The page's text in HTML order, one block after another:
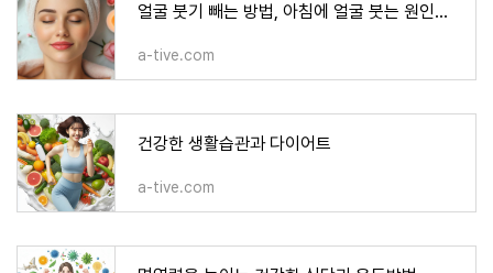
얼굴 붓기 빼는 방법, 아침에 얼굴 붓는 원인과 해결법
a-tive.com
건강한 생활습관과 다이어트
a-tive.com